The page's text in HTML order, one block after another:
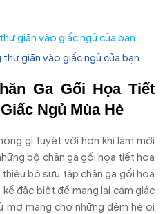
giãn vào giấc ngủ của bạn
Ga Gối Họa Tiết
Ngủ Mùa Hè
gì tuyệt vời hơn khi làm mới
bộ chăn ga gối họa tiết hoa
bộ sưu tập chăn ga gối họa
đặc biệt để mang lại cảm giác
mơ màng cho những đêm hè oi